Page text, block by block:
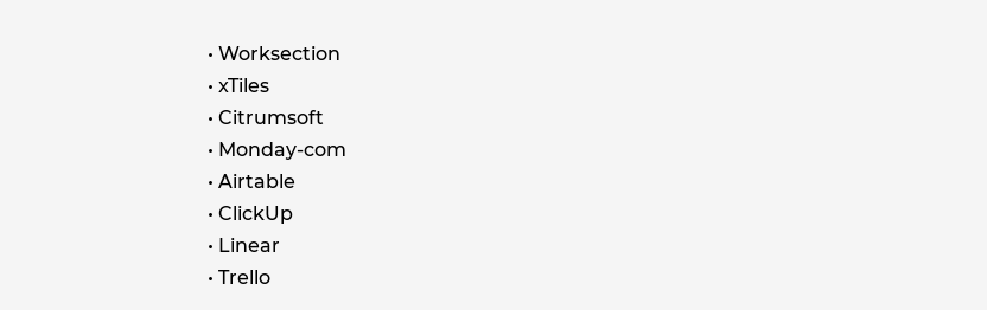
• Worksection
• xTiles
• Citrumsoft
• Monday-com
• Airtable
• ClickUp
• Linear
• Trello